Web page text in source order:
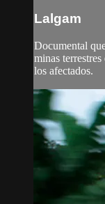
Lalgam
Documental
minas
los afectados.